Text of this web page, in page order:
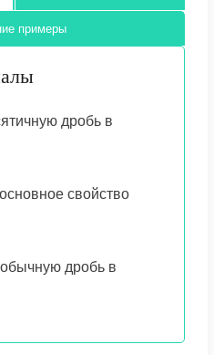
примеры
дробь в
свойство
дробь в